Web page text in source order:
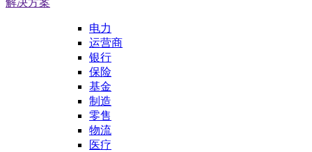
电力
运营商
银行
保险
基金
制造
零售
物流
医疗